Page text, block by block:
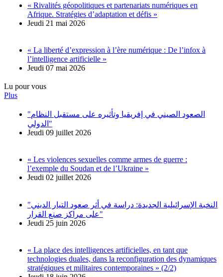
« Rivalités géopolitiques et partenariats numériques en
Afrique. Stratégies d’adaptation et défis »
Jeudi 21 mai 2026
« La liberté d’expression à l’ère numérique : De l’infox à
l’intelligence artificielle »
Jeudi 07 mai 2026
Lu pour vous
Plus
"الصعود الصيني في إفريقيا وتأثيره على مستقبل النظام
الدولي"
Jeudi 09 juillet 2026
« Les violences sexuelles comme armes de guerre :
l’exemple du Soudan et de l’Ukraine »
Jeudi 02 juillet 2026
"النخبة الإسرائيلية الجديدة: دراسة في أثر صعود التيار الديني
على مراكز صنع القرار"
Jeudi 25 juin 2026
« La place des intelligences artificielles, en tant que
technologies duales, dans la reconfiguration des dynamiques
stratégiques et militaires contemporaines » (2/2)